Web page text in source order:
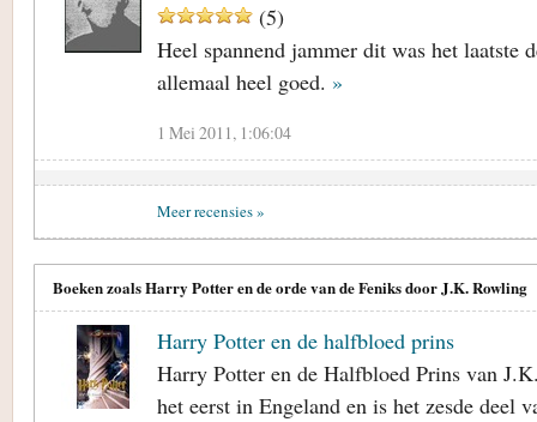
(5)
Heel spannend jammer dit was het laatste
allemaal heel goed. »
1 Mei 2011, 1:06:04
Meer recensies »
Boeken zoals Harry Potter en de orde van de Feniks door J.K. Rowling
Harry Potter en de halfbloed prins
Harry Potter en de Halfbloed Prins van
het eerst in Engeland en is het zesde deel